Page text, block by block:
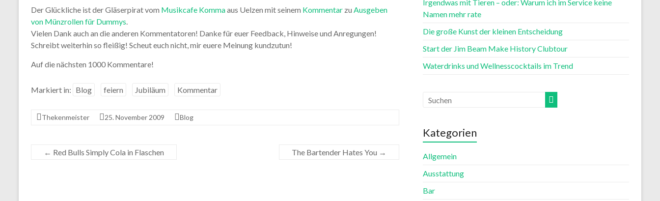
Der Glückliche ist der Gläserpirat vom Musikcafe Kommaaus Uelzen mit seinem Kommentar zu Ausgeben
von Münzrollen für Dummys.
Vielen Dank auch an die anderen Kommentatoren! Danke für euer Feedback, Hinweise und Anregungen!
Schreibt weiterhin so fleißig! Scheut euch nicht, mir euere Meinung kundzutun!
Auf die nächsten 1000 Kommentare!
Markiert in: Blog feiern Jubiläum Kommentar
Thekenmeister 25. November 2009 Blog
← Red Bulls Simply Cola in Flaschen The Bartender Hates You →
Irgendwas mit Tieren – oder: Warum ich im Service keine
Namen mehr rate
Die große Kunst der kleinen Entscheidung
Start der Jim Beam Make History Clubtour
Waterdrinks und Wellnesscocktails im Trend
Kategorien
Allgemein
Ausstattung
Bar